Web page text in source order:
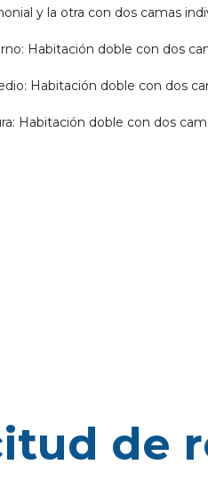
y la otra con dos camas
Habitación doble con dos
Habitación doble con dos
Habitación doble con dos
de